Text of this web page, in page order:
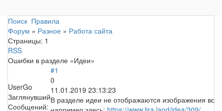
Поиск Правила
Форум » Разное » Работа сайта
Страницы: 1
RSS
Ошибки в разделе «Идеи»
UserGo
Заглянувший
Сообщений:
#1
0
11.01.2019 23:13:23
В разделе идеи не отображаются изображения